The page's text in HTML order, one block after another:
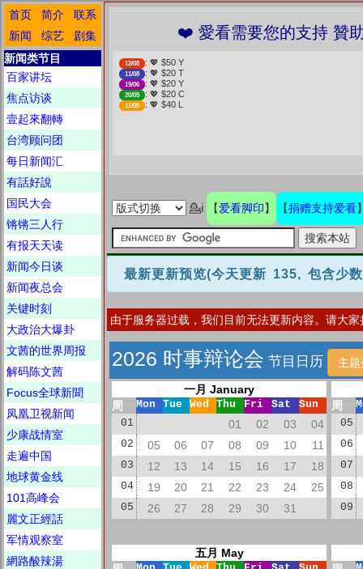
首页 简介
联系
新闻
综艺
剧集
新闻类节目
百家讲坛
焦点访谈
壹起來翻轉
台湾顾问团
每日新闻汇
有話好說
国民大会
锵锵三人行
有报天天读
新闻今日谈
新闻夜总会
关键时刻
大政治大爆卦
文茜的世界周报
解码陈文茜
Focus全球新聞
凤凰卫视新闻
少康战情室
走遍中国
地球黄金线
101高峰会
麗文正經話
军情观察室
網路酸辣湯
❤️ 愛看需要您的支持 贊助、捐贈愛看
12/08 : 💖 $50 Y
11/08 : 💖 $20 T
19/06 : 💖 $20 Y
20/05 : 💖 $20 C
11/05 : 💖 $40 L
💁ℹ 【爱看脚印】 【捐赠支持爱看
最新更新预览(今天更新 135, 包含少
由于服务器过载，我们目前无法更新内容。请大
2026 时事辩论会 节目日历 主
一月 January
周
Mon Tue Wed Thu Fri Sat
Sun
01
01 02 03 04
02 05 06 07 08 09 10 11
03 12 13 14 15 16 17 18
04 19 20 21 22 23 24 25
05 26 27 28 29 30 31
周
05
06
07
08
09
五月 May